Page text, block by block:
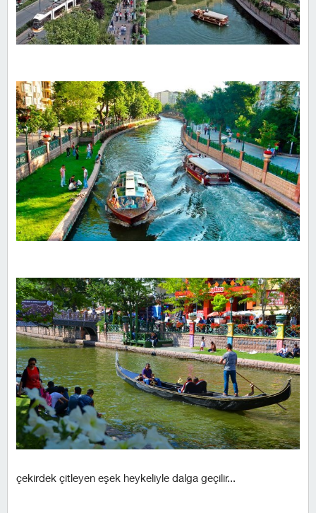
çekirdek çitleyen eşek heykeliyle dalga geçilir...